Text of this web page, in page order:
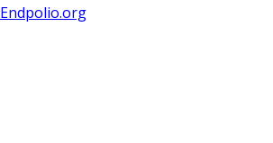
Endpolio.org